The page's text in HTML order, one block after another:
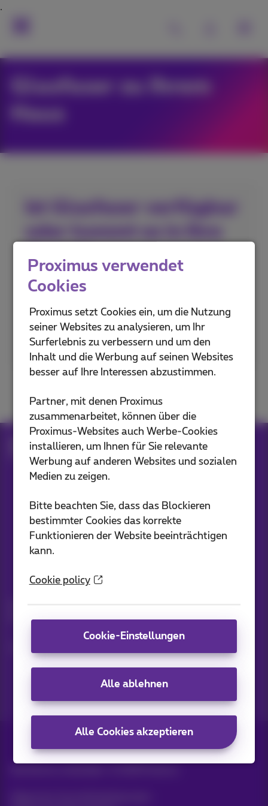
Glasfaser zu Ihrem
Haus
Ist Glasfaser verfügbar
Stadt?
Geben Sie Ihre Postleitzahl ein,
Postleitzahl oder Stadt
Proximus verwendet
Cookies
Proximus setzt Cookies ein, um die Nutzung
seiner Websites zu analysieren, um Ihr
Surferlebnis zu verbessern und um den
Inhalt und die Werbung auf seinen Websites
besser auf Ihre Interessen abzustimmen.
Partner, mit denen Proximus
zusammenarbeitet, können über die
Proximus-Websites auch Werbe-Cookies
installieren, um Ihnen für Sie relevante
Werbung auf anderen Websites und sozialen
Medien zu zeigen.
Bitte beachten Sie, dass das Blockieren
bestimmter Cookies das korrekte
Funktionieren der Website beeinträchtigen
kann.
Cookie policy
Cookie-Einstellungen
Alle ablehnen
Alle Cookies akzeptieren
Internet Abonnements
Fiber
Die Zukunft kommt in Ihre Stadt
Unsere Anwendungen
Bleiben Sie informiert
Nachrichten, Angebote oder Werbeaktionen